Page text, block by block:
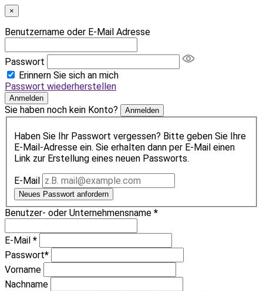
×
Benutzername oder E-Mail Adresse
Passwort
Erinnern Sie sich an mich
Passwort wiederherstellen
Anmelden
Sie haben noch kein Konto? Anmelden
Haben Sie Ihr Passwort vergessen? Bitte geben Sie Ihre
E-Mail-Adresse ein. Sie erhalten dann per E-Mail einen
Link zur Erstellung eines neuen Passworts.
E-Mail
Neues Passwort anfordern
Benutzer- oder Unternehmensname *
E-Mail *
Passwort*
Vorname
Nachname